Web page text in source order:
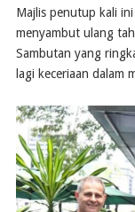
Majlis penutup kali
menyambut ulang
Sambutan yang
lagi keceriaan dalam